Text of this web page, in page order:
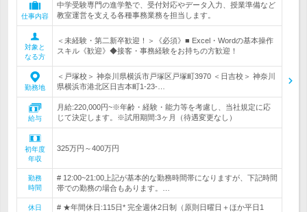
仕事内容
中学受験専門の進学塾で、受付対応やデータ入力、授業準備など
教室運営を支える各種事務業務を担当します。
対象と
なる方
＜未経験・第二新卒歓迎！＞《必須》■ Excel・Wordの基本操作
スキル《歓迎》◆接客・事務経験をお持ちの方歓迎！
勤務地
＜戸塚校＞ 神奈川県横浜市戸塚区戸塚町3970 ＜日吉校＞ 神奈川
県横浜市港北区日吉本町1-23-…
給与
月給:220,000円~※年齢・経験・能力等を考慮し、当社規定に応
じて決定します。※試用期間:3ヶ月（待遇変更なし）
初年度
年収
325万円～400万円
勤務
時間
# 12:00~21:00上記が基本的な勤務時間帯になりますが、下記時間
帯での勤務の場合もあります。…
休日
# ★年間休日:115日* 完全週休2日制（原則日曜日＋ほか平日1